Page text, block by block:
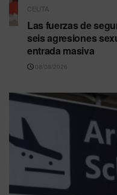
CEUTA
Las fuerzas de
seis agresiones
entrada masiva
08/08/2026